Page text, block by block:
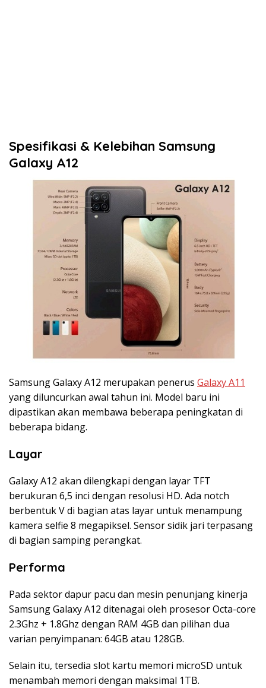
Spesifikasi & Kelebihan Samsung
Galaxy A12
Samsung Galaxy A12 merupakan penerus Galaxy A11
yang diluncurkan awal tahun ini. Model baru ini
dipastikan akan membawa beberapa peningkatan di
beberapa bidang.
Layar
Galaxy A12 akan dilengkapi dengan layar TFT
berukuran 6,5 inci dengan resolusi HD. Ada notch
berbentuk V di bagian atas layar untuk menampung
kamera selfie 8 megapiksel. Sensor sidik jari terpasang
di bagian samping perangkat.
Performa
Pada sektor dapur pacu dan mesin penunjang kinerja
Samsung Galaxy A12 ditenagai oleh prosesor Octa-core
2.3Ghz + 1.8Ghz dengan RAM 4GB dan pilihan dua
varian penyimpanan: 64GB atau 128GB.
Selain itu, tersedia slot kartu memori microSD untuk
menambah memori dengan maksimal 1TB.